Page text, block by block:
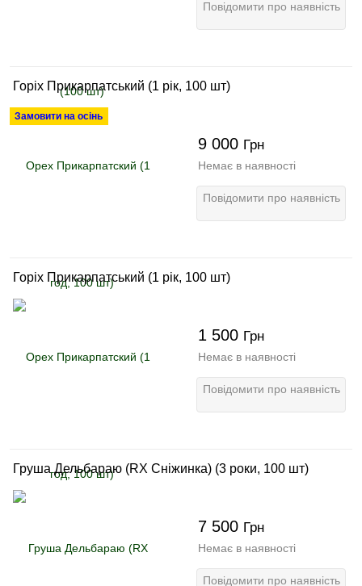
Повідомити про наявність
Горіх Прикарпатський (1 рік, 100 шт)
Замовити на осінь
9 000 Грн
Немає в наявності
Повідомити про наявність
Горіх Прикарпатський (1 рік, 100 шт)
1 500 Грн
Немає в наявності
Повідомити про наявність
Груша Дельбараю (RX Сніжинка) (3 роки, 100 шт)
7 500 Грн
Немає в наявності
Повідомити про наявність